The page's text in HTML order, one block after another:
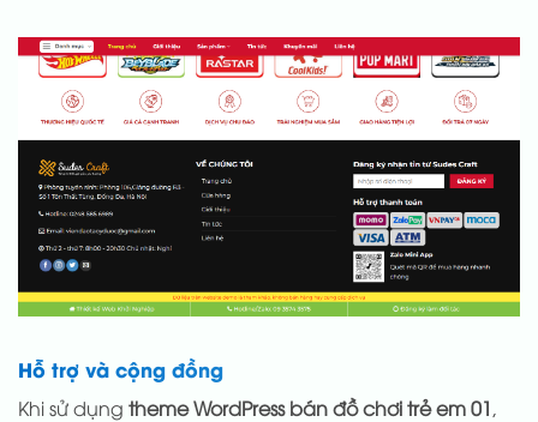
Hỗ trợ và cộng đồng
Khi sử dụng theme WordPress bán đồ chơi trẻ em 01,